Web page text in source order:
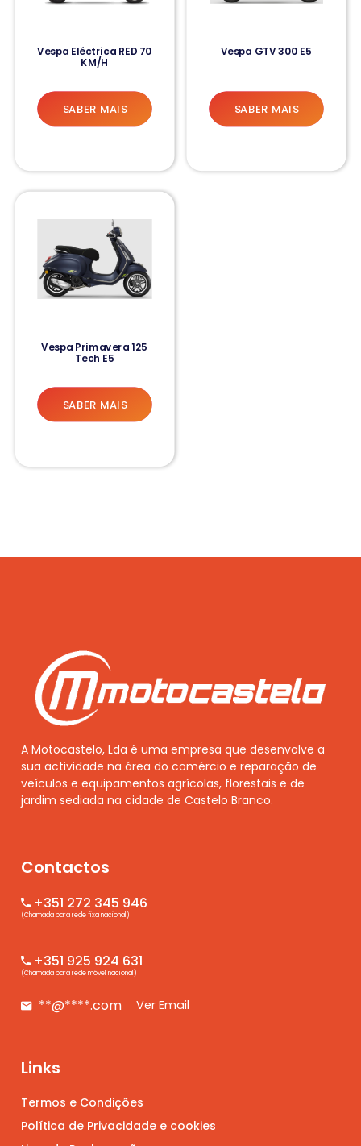
Vespa Eléctrica RED 70
KM/H
SABER MAIS
Vespa GTV 300 E5
SABER MAIS
Vespa Primavera 125
Tech E5
SABER MAIS
A Motocastelo, Lda é uma empresa que desenvolve a
sua actividade na área do comércio e reparação de
veículos e equipamentos agrícolas, florestais e de
jardim sediada na cidade de Castelo Branco.
Contactos
+351 272 345 946
(Chamada para rede fixa nacional)
+351 925 924 631
(Chamada para rede móvel nacional)
**@****.com Ver Email
Links
Termos e Condições
Política de Privacidade e cookies